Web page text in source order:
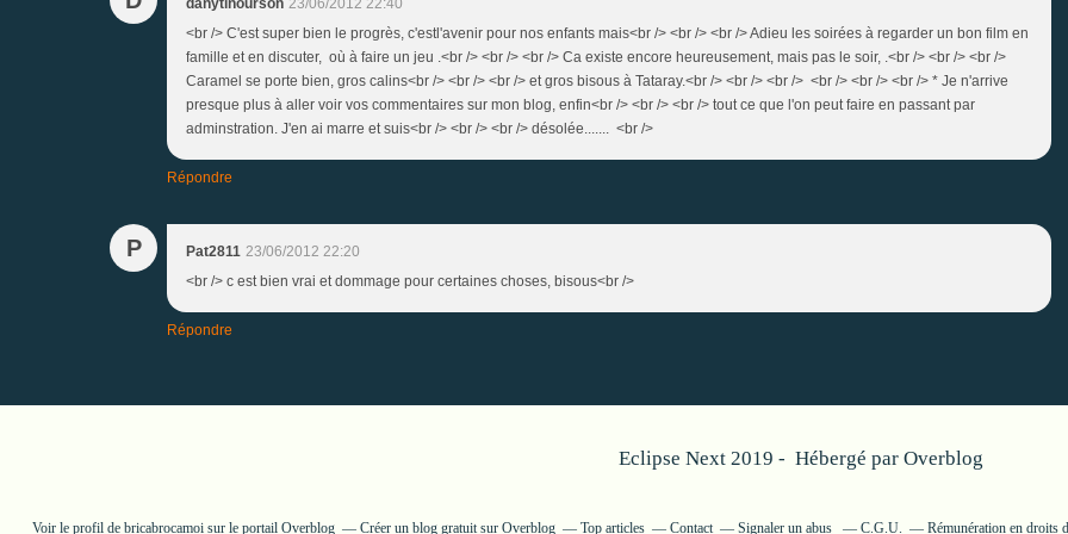
<br /> C'est super bien le progrès, c'estl'avenir pour nos enfants mais<br /> <br /> <br /> Adieu les soirées à regarder un bon film en
famille et en discuter, où à faire un jeu .<br /> <br /> <br /> Ca existe encore heureusement, mais pas le soir, .<br /> <br /> <br />
Caramel se porte bien, gros calins<br /> <br /> <br /> et gros bisous à Tataray.<br /> <br /> <br /> <br /> <br /> <br /> * Je n'arrive
presque plus à aller voir vos commentaires sur mon blog, enfin<br /> <br /> <br /> tout ce que l'on peut faire en passant par
adminstration. J'en ai marre et suis<br /> <br /> <br /> désolée....... <br />
Répondre
P Pat2811 23/06/2012 22:20
<br /> c est bien vrai et dommage pour certaines choses, bisous<br />
Répondre
Eclipse Next 2019 - Hébergé par Overblog
Voir le profil de bricabrocamoi sur le portail Overblog Créer un blog gratuit sur Overblog Top articles Contact Signaler un abus C.G.U. Rémunération en droits